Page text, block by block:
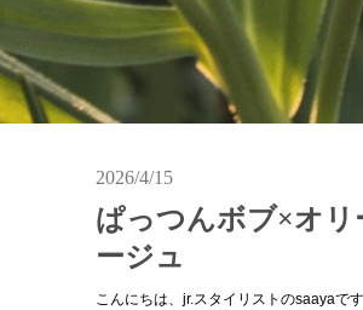
2026/4/15
ぱっつんボブ×オリ
ージュ
こんにちは、jr.スタイリストのsaayaで